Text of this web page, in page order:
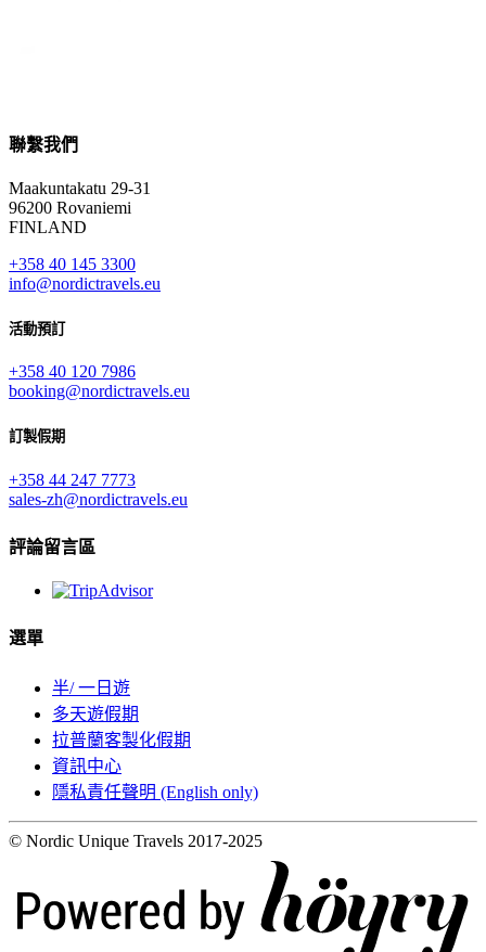
聯繫我們
Maakuntakatu 29-31
96200 Rovaniemi
FINLAND
+358 40 145 3300
info@nordictravels.eu
活動預訂
+358 40 120 7986
booking@nordictravels.eu
訂製假期
+358 44 247 7773
sales-zh@nordictravels.eu
評論留言區
選單
半/ 一日遊
多天遊假期
拉普蘭客製化假期
資訊中心
隱私責任聲明 (English only)
© Nordic Unique Travels 2017-2025